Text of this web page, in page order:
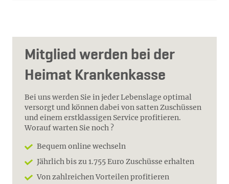
Mitglied werden bei der
Heimat Krankenkasse
Bei uns werden Sie in jeder Lebenslage optimal
versorgt und können dabei von satten Zuschüssen
und einem erstklassigen Service profitieren.
Worauf warten Sie noch ?
Bequem online wechseln
Jährlich bis zu 1.755 Euro Zuschüsse erhalten
Von zahlreichen Vorteilen profitieren